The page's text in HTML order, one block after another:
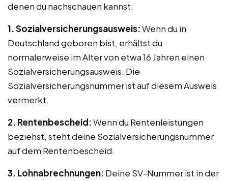
denen du nachschauen kannst:
1. Sozialversicherungsausweis:Wenn du in
Deutschland geboren bist, erhältst du
normalerweise im Alter von etwa 16 Jahren einen
Sozialversicherungsausweis. Die
Sozialversicherungsnummer ist auf diesem Ausweis
vermerkt.
2. Rentenbescheid:Wenn du Rentenleistungen
beziehst, steht deine Sozialversicherungsnummer
auf dem Rentenbescheid.
3. Lohnabrechnungen: Deine SV-Nummer ist in der